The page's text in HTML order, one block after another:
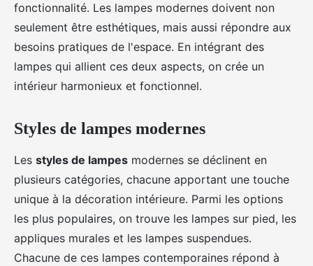
fonctionnalité. Les lampes modernes doivent non
seulement être esthétiques, mais aussi répondre aux
besoins pratiques de l'espace. En intégrant des
lampes qui allient ces deux aspects, on crée un
intérieur harmonieux et fonctionnel.
Styles de lampes modernes
Les styles de lampes modernes se déclinent en
plusieurs catégories, chacune apportant une touche
unique à la décoration intérieure. Parmi les options
les plus populaires, on trouve les lampes sur pied, les
appliques murales et les lampes suspendues.
Chacune de ces lampes contemporaines répond à